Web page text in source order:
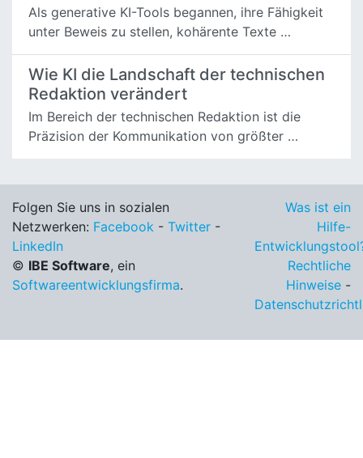
Als generative KI-Tools begannen, ihre Fähigkeit
unter Beweis zu stellen, kohärente Texte …
Wie KI die Landschaft der technischen
Redaktion verändert
Im Bereich der technischen Redaktion ist die
Präzision der Kommunikation von größter …
Folgen Sie uns in sozialen
Netzwerken: Facebook - Twitter -
LinkedIn
Was ist ein
Hilfe-
© IBE Software, ein
Softwareentwicklungsfirma.
Rechtliche
Hinweise-